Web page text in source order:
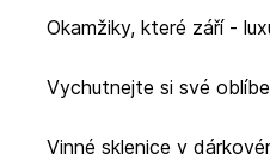
Okamžiky, které září -
Vychutnejte si své
Vinné sklenice v